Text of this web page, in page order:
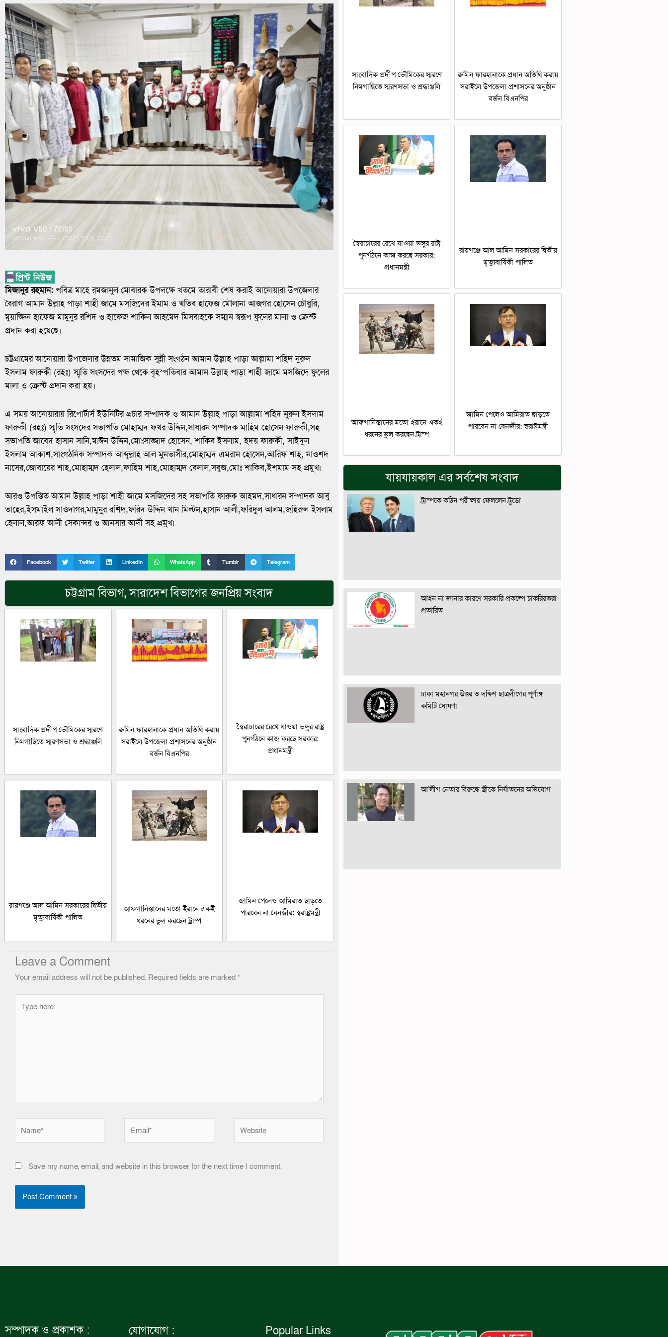
মিজানুর রহমান: পবিত্র মাহে রমজানুল মোবারক উপলক্ষে খতমে তারাবী শেষ করাই আনোয়ারা উপজেলার
বৈরাগ আমান উল্লাহ পাড়া শাহী জামে মসজিদের ইমাম ও খতিব হাফেজ মৌলানা আজগর হোসেন চৌধুরি,
মুয়াজ্জিন হাফেজ মামুনুর রশিদ ও হাফেজ শাকিল আহমেদ মিসবাহকে সম্মান স্বরূপ ফুলের মালা ও ক্রেস্ট
প্রদান করা হয়েছে।
চট্টগ্রামের আনোয়ারা উপজেলার উন্নতম সামাজিক সুন্নী সংগঠন আমান উল্লাহ পাড়া আল্লামা শহিদ নুরুল
ইসলাম ফারুকী (রহঃ) স্মৃতি সংসদের পক্ষ থেকে বৃহস্পতিবার আমান উল্লাহ পাড়া শাহী জামে মসজিদে ফুলের
মালা ও ক্রেস্ট প্রদান করা হয়।
এ সময় আনোয়ারায় রিপোর্টার্স ইউনিটির প্রচার সম্পাদক ও আমান উল্লাহ পাড়া আল্লামা শহিদ নুরুল ইসলাম
ফারুকী (রহঃ) স্মৃতি সংসদের সভাপতি মোহাম্মদ ফখর উদ্দিন,সাধারন সম্পাদক মাহিম হোসেন ফারুকী,সহ
সভাপতি জাবেদ হাসান সানি,মাঈন উদ্দিন,মোঃসাজ্জাদ হোসেন, শাকিব ইসলাম, হ্দয় ফারুকী, সাইদুল
ইসলাম আকাশ,সাংগঠনিক সম্পাদক আব্দুল্লাহ আল মুনতাসীর,মোহাম্মদ এমরান হোসেন,আরিফ শাহ, নাওশদ
নাসের,জোবায়ের শাহ,মোহাম্মদ হেলাল,ফাহিম শাহ,মোহাম্মদ বেলাল,সবুজ,মোঃ শাকিব,ইশমাম সহ প্রমুখ৷
আরও উপস্তিত আমান উল্লাহ পাড়া শাহী জামে মসজিদের সহ সভাপতি ফারুক আহমদ,সাধারন সম্পাদক আবু
তাহের,ইসমাইল সাওদাগর,মামুনুর রশিদ,ফরিদ উদ্দিন খান মিল্টন,হাসান আলী,ফরিদুল আলম,জহিরুল ইসলাম
হেলাল,আরফ আলী সেকান্দর ও আনসার আলী সহ প্রমুখ৷
Facebook Twitter LinkedIn WhatsApp Tumblr Telegram
চট্টগ্রাম বিভাগ,সারাদেশবিভাগের জনপ্রিয় সংবাদ
সাংবাদিক প্রদীপ ভৌমিকের স্মরণে
নিমগাছিতে স্মরণসভা ও শ্রদ্ধাঞ্জলি
রুমিন ফারহানাকে প্রধান অতিথি করায়
সরাইলে উপজেলা প্রশাসনের অনুষ্ঠান
বর্জন বিএনপির
স্বৈরাচারের রেখে যাওয়া ভঙ্গুর রাষ্ট্র
পুনর্গঠনে কাজ করছে সরকার:
প্রধানমন্ত্রী
রায়গঞ্জে আল আমিন সরকারের দ্বিতীয়
মৃত্যুবার্ষিকী পালিত
আফগানিস্তানের মতো ইরানে একই
ধরনের ভুল করছেন ট্রাম্প
জামিন পেলেও আমিরাত ছাড়তে
পারবেন না বেনজীর: স্বরাষ্ট্রমন্ত্রী
Leave a Comment
Your email address will not be published. Required fields are marked *
here..
Save my name, email, and website in this browser for the next time I comment.
সাংবাদিক প্রদীপ ভৌমিকের স্মরণে
নিমগাছিতে স্মরণসভা ও শ্রদ্ধাঞ্জলি
রুমিন ফারহানাকে প্রধান অতিথি করায়
সরাইলে উপজেলা প্রশাসনের অনুষ্ঠান
বর্জন বিএনপির
স্বৈরাচারের রেখে যাওয়া ভঙ্গুর রাষ্ট্র
পুনর্গঠনে কাজ করছে সরকার:
প্রধানমন্ত্রী
রায়গঞ্জে আল আমিন সরকারের দ্বিতীয়
মৃত্যুবার্ষিকী পালিত
আফগানিস্তানের মতো ইরানে একই
ধরনের ভুল করছেন ট্রাম্প
জামিন পেলেও আমিরাত ছাড়তে
পারবেন না বেনজীর: স্বরাষ্ট্রমন্ত্রী
যায়যায়কাল এর সর্বশেষ সংবাদ
ট্রাম্পকে কঠিন পরীক্ষায় ফেললেন ট্রুডো
আইন না জানার কারণে সরকারি প্রকল্পে চাকরিরতরা
প্রতারিত
ঢাকা মহানগর উত্তর ও দক্ষিণ ছাত্রলীগের পূর্ণাঙ্গ
কমিটি ঘোষণা
আ’লীগ নেতার বিরুদ্ধে স্ত্রীকে নির্যাতনের অভিযোগ
সম্পাদক ও প্রকাশক : যোগাযোগ : Popular Links